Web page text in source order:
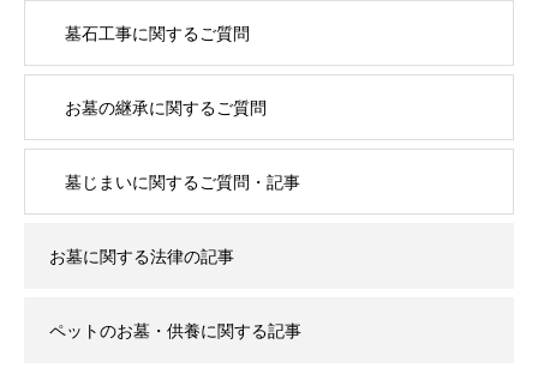
墓石工事に関するご質問
お墓の継承に関するご質問
墓じまいに関するご質問・記事
お墓に関する法律の記事
ペットのお墓・供養に関する記事